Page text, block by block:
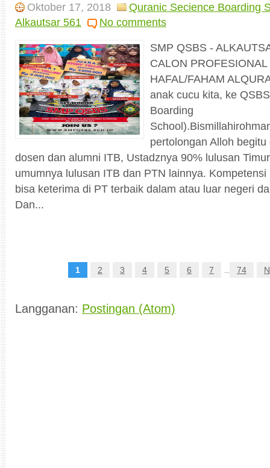
Oktober 17, 2018
Quranic Secience Boarding
Alkautsar 561
No comments
SMP QSBS -
CALON
HAFAL/FAHAM
anak cucu kita, ke
Boarding
pertolongan Alloh
dosen dan alumni ITB, Ustadznya 90% lulusan
umumnya lulusan ITB dan PTN lainnya.
bisa keterima di PT terbaik dalam atau luar negeri
Dan...
1 2 3 4 5 6 7 74
Langganan: Postingan (Atom)